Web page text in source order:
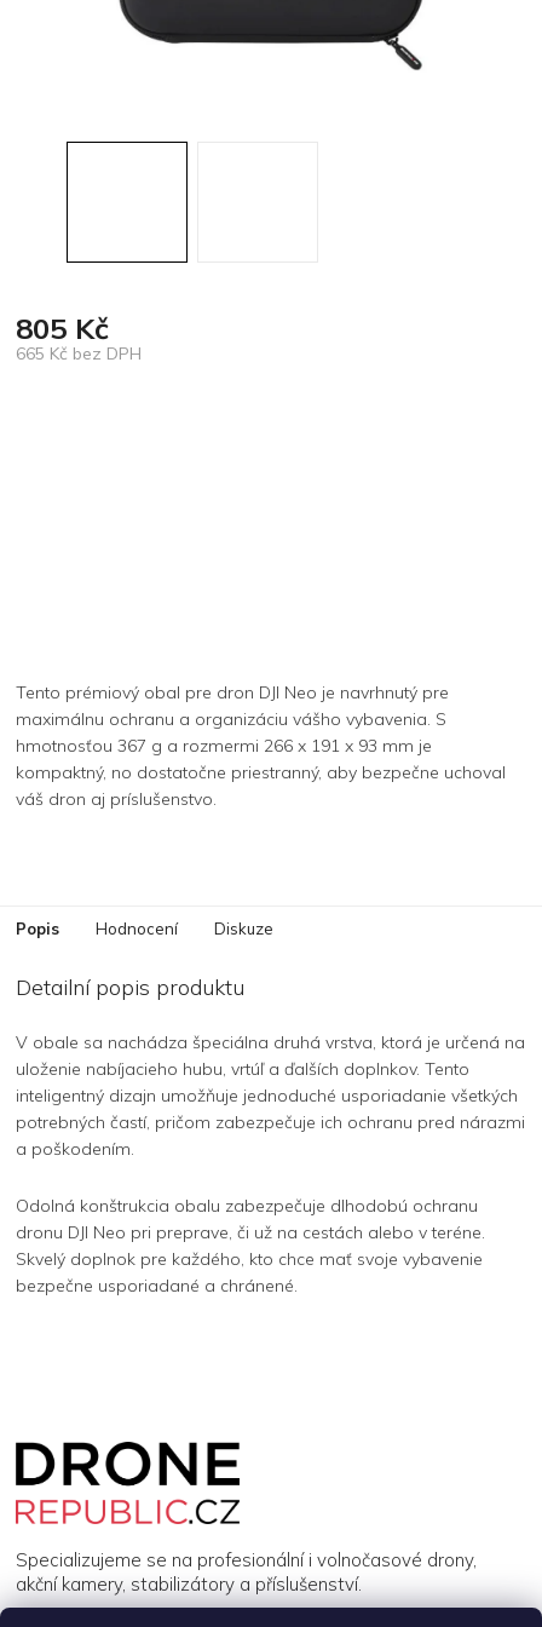
805 Kč
665 Kč bez DPH
Tento prémiový obal pre dron DJI Neo je navrhnutý pre
maximálnu ochranu a organizáciu vášho vybavenia. S
hmotnosťou 367 g a rozmermi 266 x 191 x 93 mm je
kompaktný, no dostatočne priestranný, aby bezpečne uchoval
váš dron aj príslušenstvo.
Popis Hodnocení Diskuze
Detailní popis produktu
V obale sa nachádza špeciálna druhá vrstva, ktorá je určená na
uloženie nabíjacieho hubu, vrtúľ a ďalších doplnkov. Tento
inteligentný dizajn umožňuje jednoduché usporiadanie všetkých
potrebných častí, pričom zabezpečuje ich ochranu pred nárazmi
a poškodením.
Odolná konštrukcia obalu zabezpečuje dlhodobú ochranu
dronu DJI Neo pri preprave, či už na cestách alebo v teréne.
Skvelý doplnok pre každého, kto chce mať svoje vybavenie
bezpečne usporiadané a chránené.
Specializujeme se na profesionální i volnočasové drony,
akční kamery, stabilizátory a příslušenství.